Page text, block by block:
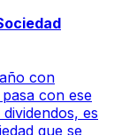
con
con ese
es
que se